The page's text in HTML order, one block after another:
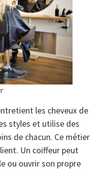
les cheveux de
styles et utilise des
de chacun. Ce métier
Un coiffeur peut
ou ouvrir son propre